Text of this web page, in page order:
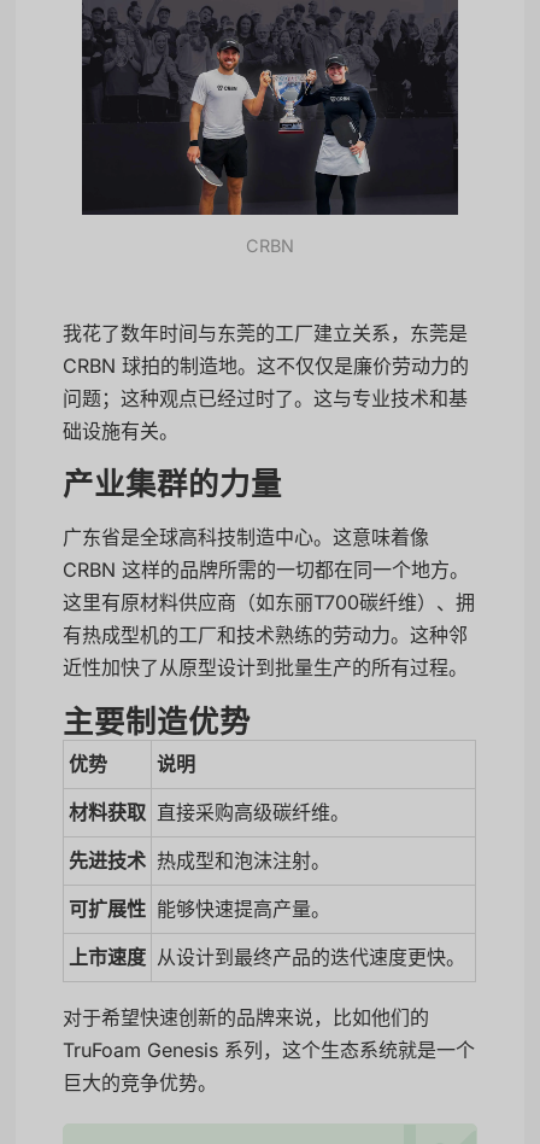
CRBN
我花了数年时间与东莞的工厂建立关系，东莞是
CRBN 球拍的制造地。这不仅仅是廉价劳动力的
问题；这种观点已经过时了。这与专业技术和基
础设施有关。
产业集群的力量
广东省是全球高科技制造中心。这意味着像
CRBN 这样的品牌所需的一切都在同一个地方。
这里有原材料供应商（如东丽T700碳纤维）、拥
有热成型机的工厂和技术熟练的劳动力。这种邻
近性加快了从原型设计到批量生产的所有过程。
主要制造优势
优势
说明
材料获取 直接采购高级碳纤维。
先进技术 热成型和泡沫注射。
可扩展性 能够快速提高产量。
上市速度 从设计到最终产品的迭代速度更快。
对于希望快速创新的品牌来说，比如他们的
TruFoam Genesis 系列，这个生态系统就是一个
巨大的竞争优势。